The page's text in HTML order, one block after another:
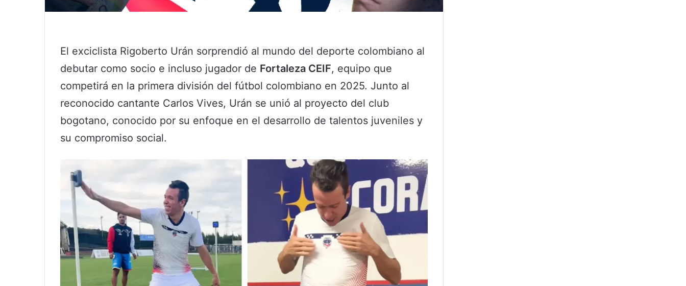
El exciclista Rigoberto Urán sorprendió al mundo del deporte colombiano al
debutar como socio e incluso jugador de Fortaleza CEIF, equipo que
competirá en la primera división del fútbol colombiano en 2025. Junto al
reconocido cantante Carlos Vives, Urán se unió al proyecto del club
bogotano, conocido por su enfoque en el desarrollo de talentos juveniles y
su compromiso social.